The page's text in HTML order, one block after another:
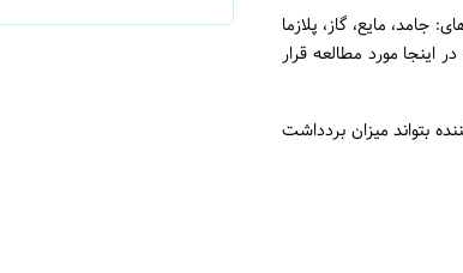
مایع، گاز، پلازما
اینجا مورد مطالعه قرار
بتواند میزان بردداشت